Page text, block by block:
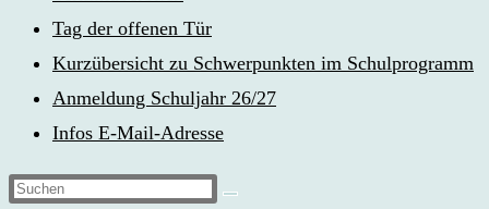
Tag der offenen Tür
Kurzübersicht zu Schwerpunkten im Schulprogramm
Anmeldung Schuljahr 26/27
Infos E-Mail-Adresse
Diese